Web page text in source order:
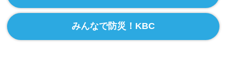
みんなで防災！KBC